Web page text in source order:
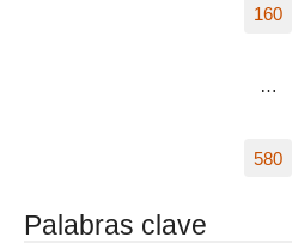
160
…
580
Palabras clave